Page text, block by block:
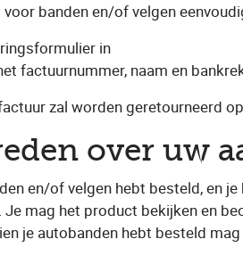
banden en/of velgen
in
factuurnummer, naam en
zal worden geretourneerd
over uw
en/of velgen hebt besteld, en
Je mag het product bekijken en
je autobanden hebt besteld